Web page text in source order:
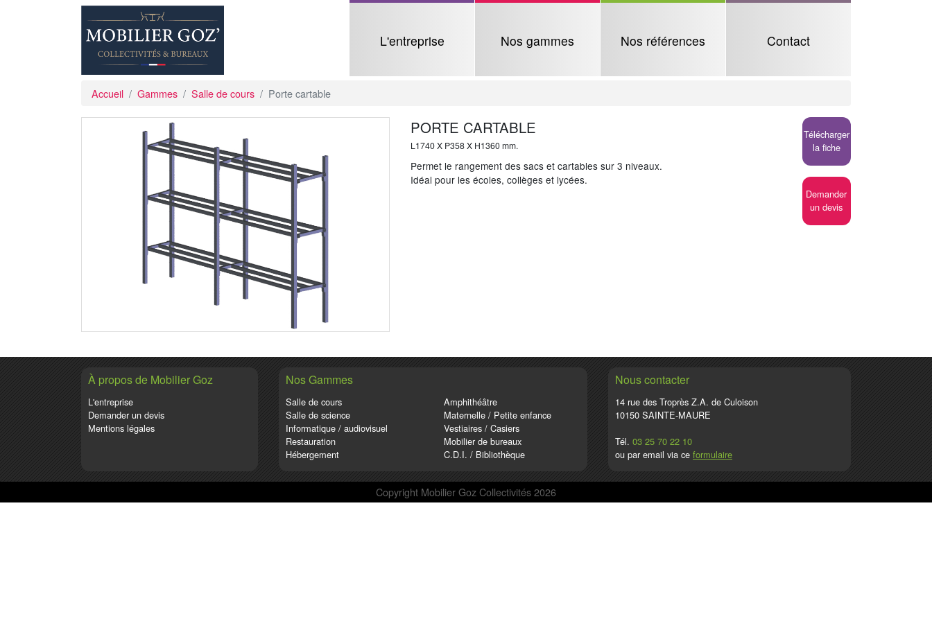
L'entreprise Nos gammes Nos références Contact
Accueil Gammes Salle de cours Porte cartable
PORTE CARTABLE
L1740 X P358 X H1360 mm.
Permet le rangement des sacs et cartables sur 3 niveaux.
Idéal pour les écoles, collèges et lycées.
Télécharger
la fiche
Demander
un devis
Nos Gammes
Salle de cours
Salle de science
Informatique / audiovisuel
Restauration
Hébergement
Amphithéâtre
Maternelle / Petite enfance
Vestiaires / Casiers
Mobilier de bureaux
C.D.I. / Bibliothèque
Nous contacter
14 rue des Troprès Z.A. de Culoison
10150 SAINTE-MAURE
Tél. 03 25 70 22 10
ou par email via ce formulaire
À propos de Mobilier Goz
L'entreprise
Demander un devis
Mentions légales
Copyright Mobilier Goz Collectivités 2026